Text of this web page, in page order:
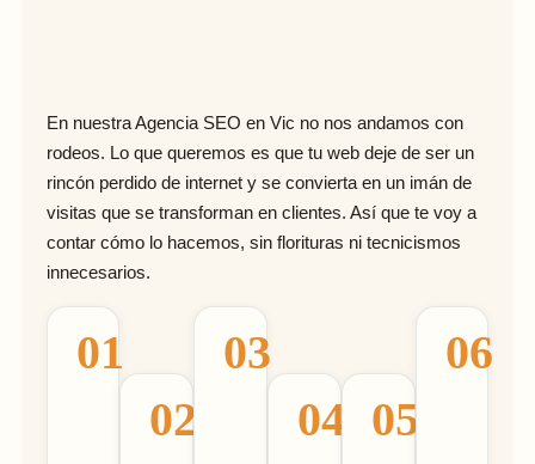
En nuestra Agencia SEO en Vic no nos andamos con
rodeos. Lo que queremos es que tu web deje de ser un
rincón perdido de internet y se convierta en un imán de
visitas que se transforman en clientes. Así que te voy a
contar cómo lo hacemos, sin florituras ni tecnicismos
innecesarios.